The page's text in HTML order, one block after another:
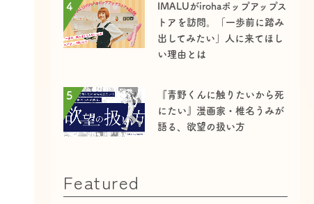
4
IMALUがirohaポップアップス
トアを訪問。「一歩前に踏み
出してみたい」人に来てほし
い理由とは
5
『青野くんに触りたいから死
にたい』漫画家・椎名うみが
語る、欲望の扱い方
Featured